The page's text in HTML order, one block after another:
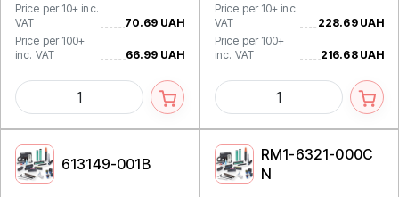
Price per 10+ inc.
VAT
70.69 UAH
Price per 100+
inc. VAT
66.99 UAH
Price per 10+ inc.
VAT
228.69 UAH
Price per 100+
inc. VAT
216.68 UAH
613149-001B
RM1-6321-000C
N